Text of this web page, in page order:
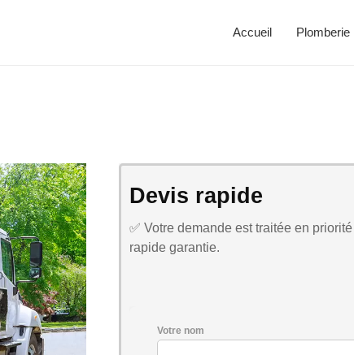
Accueil Plomberie
Devis rapide
✅ Votre demande est traitée en
rapide garantie.
Votre nom